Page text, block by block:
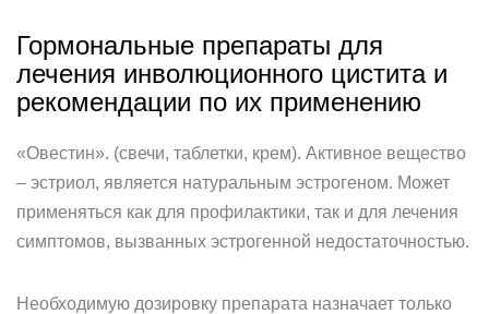
Гормональные препараты для
лечения инволюционного цистита и
рекомендации по их применению
«Овестин». (свечи, таблетки, крем). Активное вещество
– эстриол, является натуральным эстрогеном. Может
применяться как для профилактики, так и для лечения
симптомов, вызванных эстрогенной недостаточностью.
Необходимую дозировку препарата назначает только